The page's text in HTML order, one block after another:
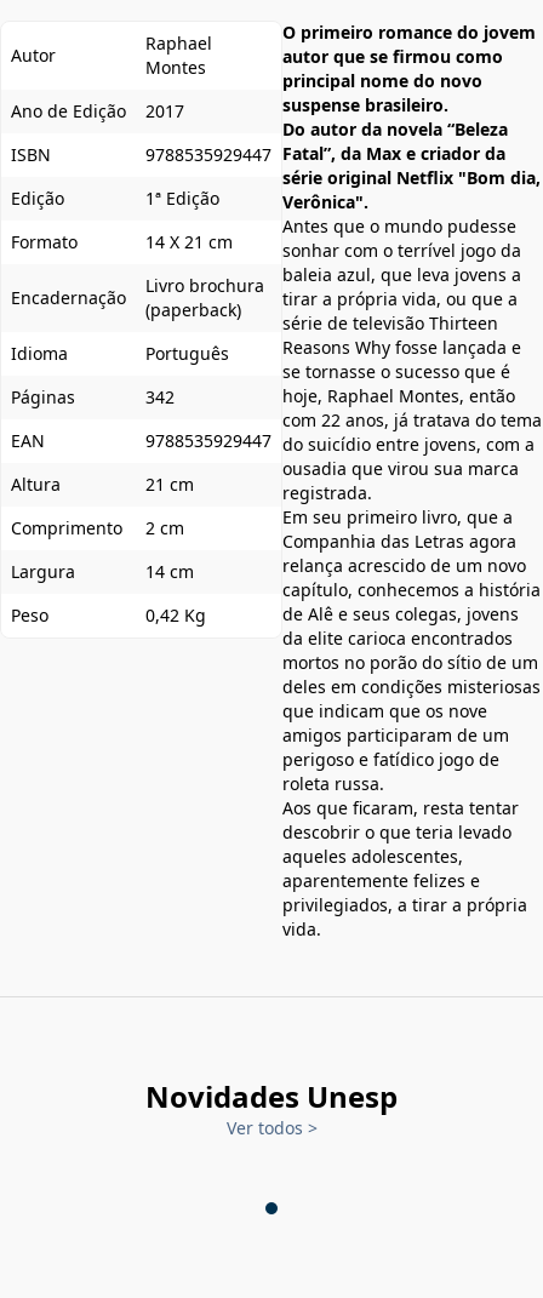
Autor
Raphael
Montes
Ano de Edição
2017
ISBN
9788535929447
Edição
1ª Edição
Formato
14 X 21 cm
Encadernação
Livro brochura
(paperback)
Idioma
Português
Páginas
342
EAN
9788535929447
Altura
21 cm
Comprimento
2 cm
Largura
14 cm
Peso
0,42 Kg
O primeiro romance do jovem
autor que se firmou como
principal nome do novo
suspense brasileiro.
Do autor da novela “Beleza
Fatal”, da Max e criador da
série original Netflix "Bom dia,
Verônica".
Antes que o mundo pudesse
sonhar com o terrível jogo da
baleia azul, que leva jovens a
tirar a própria vida, ou que a
série de televisão Thirteen
Reasons Why fosse lançada e
se tornasse o sucesso que é
hoje, Raphael Montes, então
com 22 anos, já tratava do tema
do suicídio entre jovens, com a
ousadia que virou sua marca
registrada.
Em seu primeiro livro, que a
Companhia das Letras agora
relança acrescido de um novo
capítulo, conhecemos a história
de Alê e seus colegas, jovens
da elite carioca encontrados
mortos no porão do sítio de um
deles em condições misteriosas
que indicam que os nove
amigos participaram de um
perigoso e fatídico jogo de
roleta russa.
Aos que ficaram, resta tentar
descobrir o que teria levado
aqueles adolescentes,
aparentemente felizes e
privilegiados, a tirar a própria
vida.
Novidades Unesp
Ver todos >